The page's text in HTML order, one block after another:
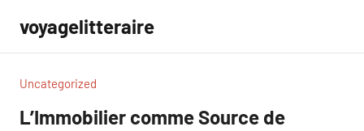
contenu
voyagelitteraire
Uncategorized
L’Immobilier comme Source de